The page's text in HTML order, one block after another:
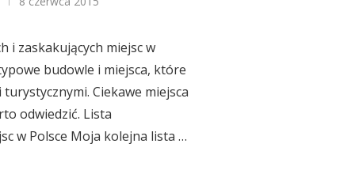
i zaskakujących miejsc w
budowle i miejsca, które
turystycznymi. Ciekawe miejsca
odwiedzić. Lista
w Polsce Moja kolejna lista …